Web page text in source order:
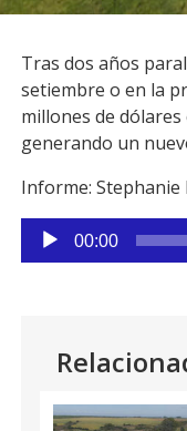
Facebook
Email
Tras dos años
setiembre o en la
millones de
generando un
Informe:
Reproductor
de
00:00